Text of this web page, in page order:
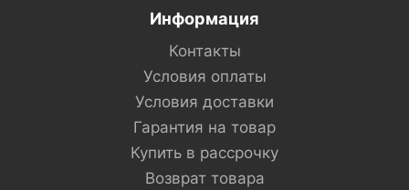
Информация
Контакты
Условия оплаты
Условия доставки
Гарантия на товар
Купить в рассрочку
Возврат товара